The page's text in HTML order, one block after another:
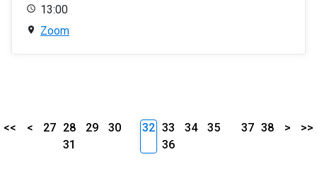
13:00
Zoom
<< < 27 28 29
30
31
32 33 34
35
36
37 38 > >>